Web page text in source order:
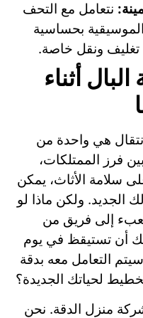
نتعامل مع التحف
الموسيقية بحساسية
تغليف ونقل خاصة.
أثناء
هي واحدة من
فرز الممتلكات،
سلامة الأثاث، يمكن
الجديد. ولكن ماذا لو
إلى فريق من
أن تستيقظ في يوم
التعامل معه بدقة
لحياتك الجديدة؟
منزل الدقة. نحن